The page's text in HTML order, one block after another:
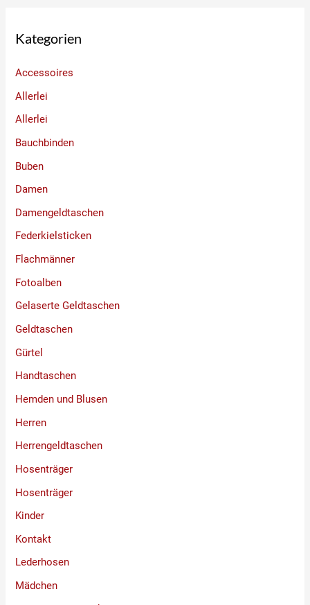
Kategorien
Accessoires
Allerlei
Allerlei
Bauchbinden
Buben
Damen
Damengeldtaschen
Federkielsticken
Flachmänner
Fotoalben
Gelaserte Geldtaschen
Geldtaschen
Gürtel
Handtaschen
Hemden und Blusen
Herren
Herrengeldtaschen
Hosenträger
Hosenträger
Kinder
Kontakt
Lederhosen
Mädchen